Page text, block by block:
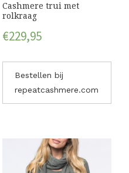
Cashmere trui met
rolkraag
€229,95
Bestellen bij
repeatcashmere.com